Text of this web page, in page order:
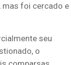
mas foi cercado e
seu
o